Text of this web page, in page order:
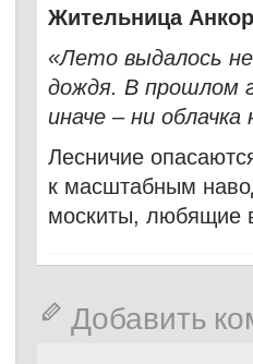
Жительница
«Лето выдалось
дождя. В прошлом
иначе – ни облачка
Лесничие
к масштабным
москиты, любящие
Добавить